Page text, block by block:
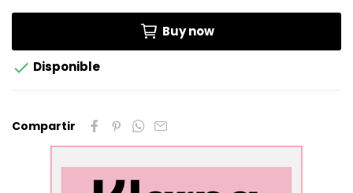
Buy now
 Disponible
Compartir